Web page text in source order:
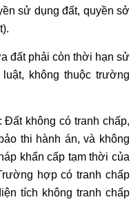
sử dụng đất, quyền sở
đất phải còn thời hạn sử
không thuộc trường
Đất không có tranh chấp,
thi hành án, và không
khẩn cấp tạm thời của
hợp có tranh chấp
tích không tranh chấp